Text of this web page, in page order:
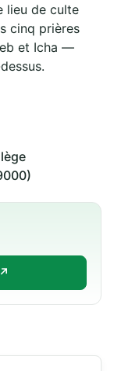
lieu de culte
cinq prières
et Icha —